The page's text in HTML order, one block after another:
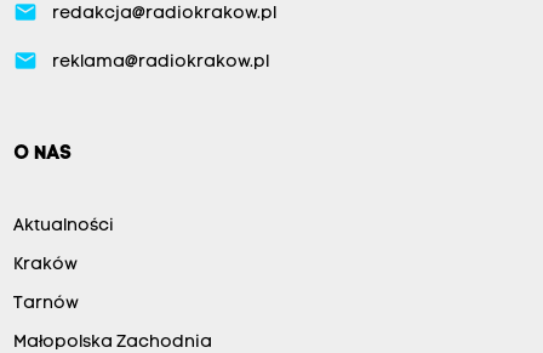
email redakcja@radiokrakow.pl
email reklama@radiokrakow.pl
O NAS
Aktualności
Kraków
Tarnów
Małopolska Zachodnia